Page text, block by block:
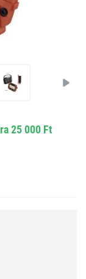
25 000 Ft